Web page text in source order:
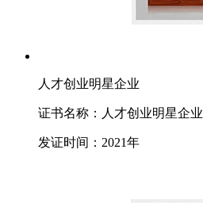
人才创业明星企业
证书名称：人才创业明星企业
发证时间：2021年